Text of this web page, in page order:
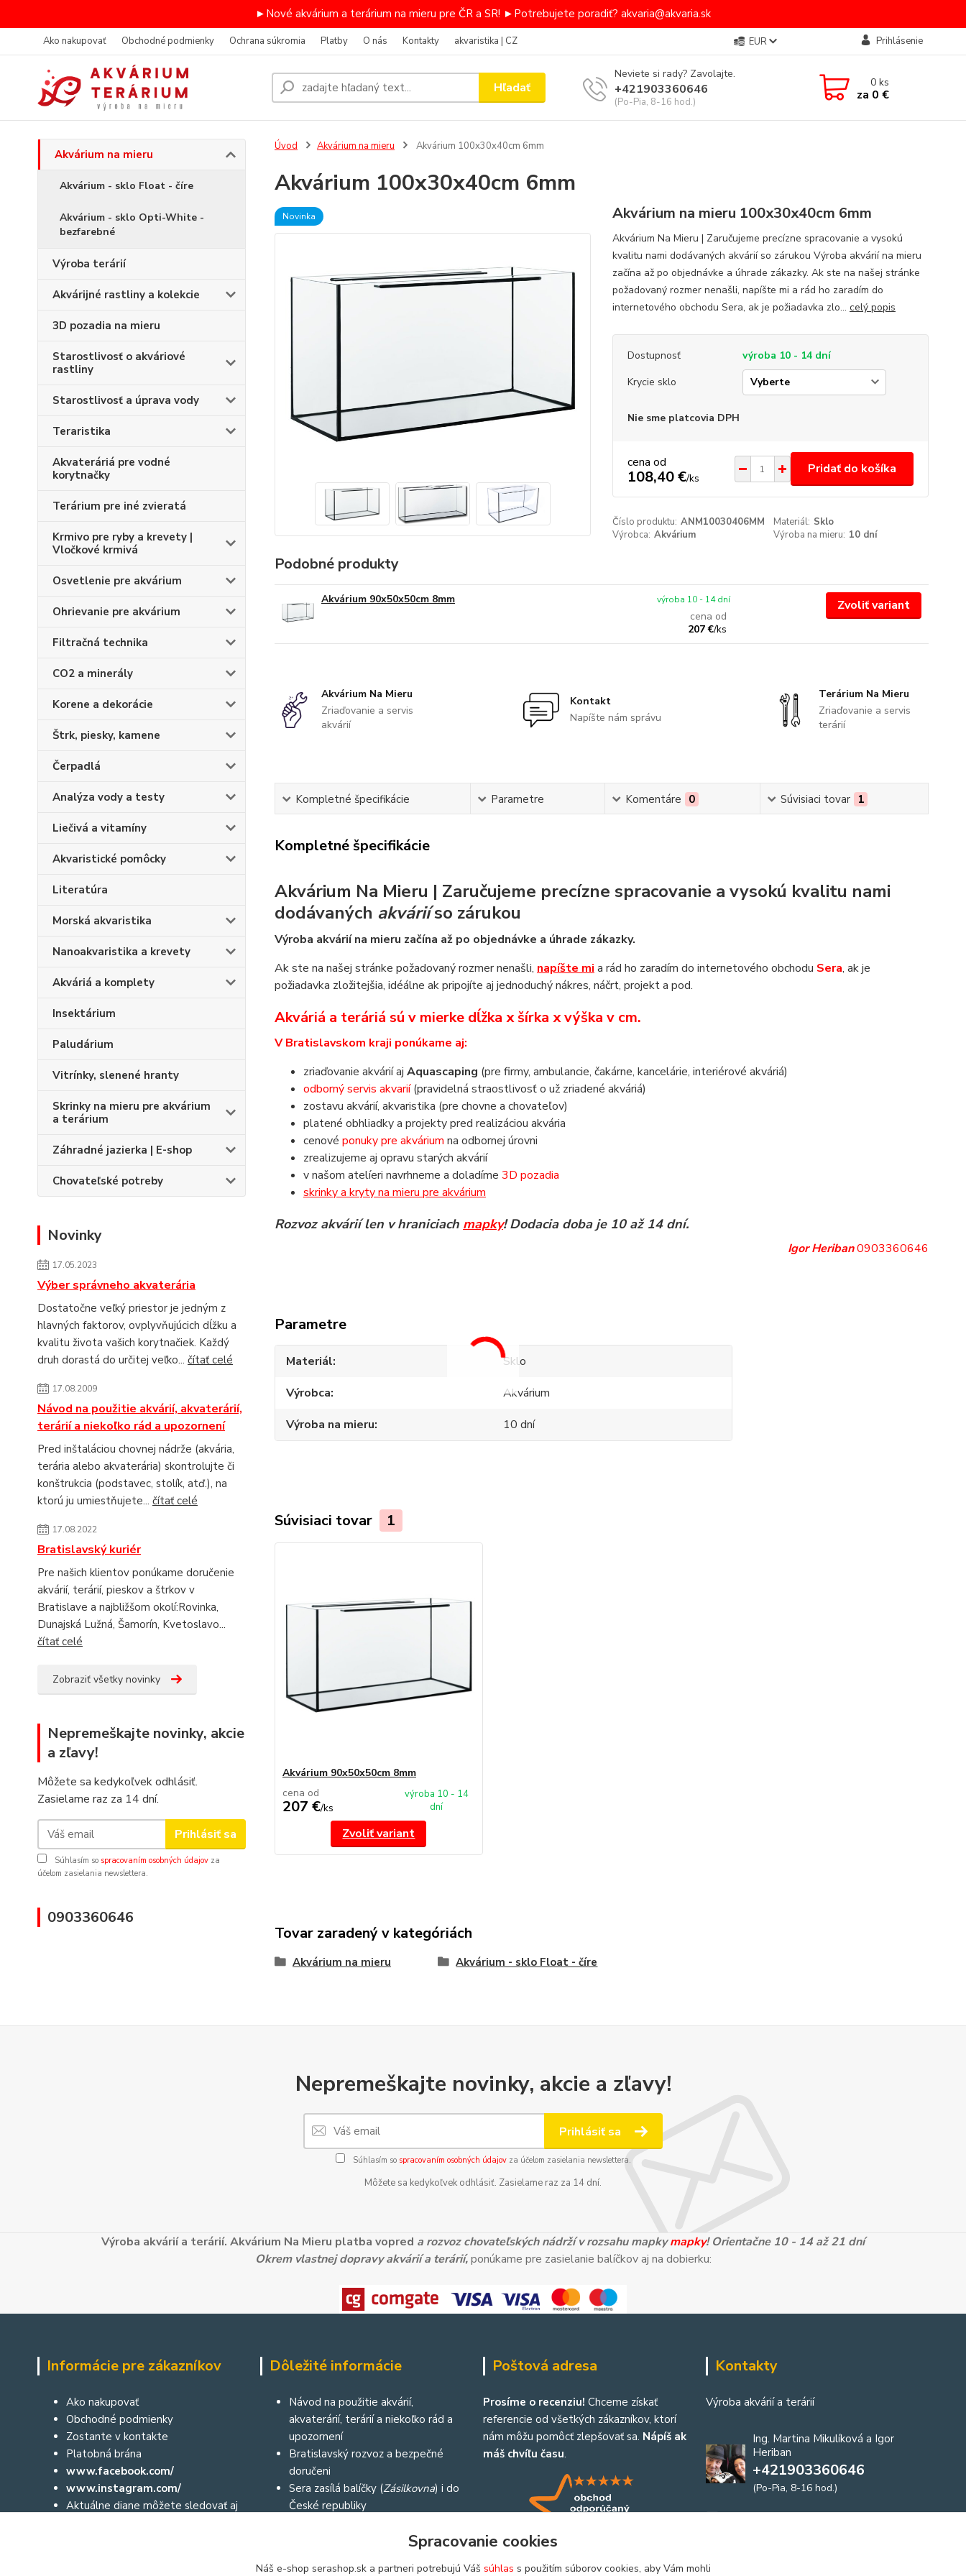
►Nové akvárium a terárium na mieru pre ČR a SR! ►Potrebujete poradiť? akvaria@akvaria.sk
Ako nakupovať Obchodné podmienky Ochrana súkromia Platby O nás Kontakty akvaristika | CZ EUR Prihlásenie
Hľadať
Neviete si rady? Zavolajte.
+421903360646
(Po-Pia, 8-16 hod.)
0ks
za 0 €
Akvárium na mieru
Akvárium - sklo Float - číre
Akvárium - sklo Opti-White -
bezfarebné
Výroba terárií
Akvárijné rastliny a kolekcie
3D pozadia na mieru
Starostlivosť o akváriové
rastliny
Starostlivosť a úprava vody
Teraristika
Akvateráriá pre vodné
korytnačky
Terárium pre iné zvieratá
Krmivo pre ryby a krevety |
Vločkové krmivá
Osvetlenie pre akvárium
Ohrievanie pre akvárium
Filtračná technika
CO2 a minerály
Korene a dekorácie
Štrk, piesky, kamene
Čerpadlá
Analýza vody a testy
Liečivá a vitamíny
Akvaristické pomôcky
Literatúra
Morská akvaristika
Nanoakvaristika a krevety
Akváriá a komplety
Insektárium
Paludárium
Vitrínky, slenené hranty
Skrinky na mieru pre akvárium
a terárium
Záhradné jazierka | E-shop
Chovateľské potreby
Novinky
17.05.2023
Výber správneho akvaterária
Dostatočne veľký priestor je jedným z
hlavných faktorov, ovplyvňujúcich dĺžku a
kvalitu života vašich korytnačiek. Každý
druh dorastá do určitej veľko... čítať celé
17.08.2009
Návod na použitie akvárií, akvaterárií,
terárií a niekoľko rád a upozornení
Pred inštaláciou chovnej nádrže (akvária,
terária alebo akvaterária) skontrolujte či
konštrukcia (podstavec, stolík, atď.), na
ktorú ju umiestňujete... čítať celé
17.08.2022
Bratislavský kuriér
Pre našich klientov ponúkame doručenie
akvárií, terárií, pieskov a štrkov v
Bratislave a najbližšom okolí:Rovinka,
Dunajská Lužná, Šamorín, Kvetoslavo...
čítať celé
Zobraziť všetky novinky
Nepremeškajte novinky, akcie
a zľavy!
Môžete sa kedykoľvek odhlásiť.
Zasielame raz za 14 dní.
Prihlásiť sa
Súhlasím so spracovaním osobných údajov za
účelom zasielania newslettera.
0903360646
Úvod Akvárium na mieru Akvárium 100x30x40cm 6mm
Akvárium 100x30x40cm 6mm
Novinka Akvárium na mieru 100x30x40cm 6mm
Akvárium Na Mieru | Zaručujeme precízne spracovanie a vysokú
kvalitu nami dodávaných akvárií so zárukou Výroba akvárií na mieru
začína až po objednávke a úhrade zákazky. Ak ste na našej stránke
požadovaný rozmer nenašli, napíšte mi a rád ho zaradím do
internetového obchodu Sera, ak je požiadavka zlo... celý popis
Dostupnosť
výroba 10 - 14 dní
Krycie sklo
Nie sme platcovia DPH
cena od
108,40 €/ks
Pridať do košíka
Číslo produktu: ANM10030406MM Materiál: Sklo
Výrobca: Akvárium Výroba na mieru: 10 dní
Podobné produkty
Akvárium 90x50x50cm 8mm
cena od
207 €/ks
výroba 10 - 14 dní Zvoliť variant
Akvárium Na Mieru
Zriaďovanie a servis
akvárií
Kontakt
Napíšte nám správu
Terárium Na Mieru
Zriaďovanie a servis
terárií
Kompletné špecifikácie Parametre Komentáre 0 Súvisiaci tovar 1
Kompletné špecifikácie
Akvárium Na Mieru | Zaručujeme precízne spracovanie a vysokú kvalitu nami
dodávaných akváriíso zárukou
Výroba akvárií na mieru začína až po objednávke a úhrade zákazky.
Ak ste na našej stránke požadovaný rozmer nenašli, napíšte mia rád ho zaradím do internetového obchodu Sera, ak je
požiadavka zložitejšia, idéálne ak pripojíte aj jednoduchý nákres, náčrt, projekt a pod.
Akváriá a teráriá sú v mierke dĺžka x šírka x výška v cm.
V Bratislavskom kraji ponúkame aj:
zriaďovanie akvárií aj Aquascaping (pre firmy, ambulancie, čakárne, kancelárie, interiérové akváriá)
odborný servis akvarií(pravidelná straostlivosť o už zriadené akváriá)
zostavu akvárií, akvaristika (pre chovne a chovateľov)
platené obhliadky a projekty pred realizáciou akvária
cenové ponuky pre akvárium na odbornej úrovni
zrealizujeme aj opravu starých akvárií
v našom atelíeri navrhneme a doladíme 3D pozadia
skrinky a kryty na mieru pre akvárium
Rozvoz akvárií len v hraniciach mapky! Dodacia doba je 10 až 14 dní.
Igor Heriban0903360646
Parametre
Materiál
Sklo
Výrobca
Akvárium
Výroba na mieru
10 dní
Súvisiaci tovar 1
Akvárium 90x50x50cm 8mm
cena od
207 €/ks
výroba 10 - 14
dní
Zvoliť variant
Tovar zaradený v kategóriách
Akvárium na mieru Akvárium - sklo Float - číre
Nepremeškajte novinky, akcie a zľavy!
Prihlásiť sa
Súhlasím so spracovaním osobných údajovza účelom zasielania newslettera.
Môžete sa kedykoľvek odhlásiť. Zasielame raz za 14 dní.
Výroba akvárií a terárií. Akvárium Na Mieru platba vopred a rozvoz chovateľských nádrží v rozsahu mapkymapky! Orientačne 10 - 14 až 21 dní
Okrem vlastnej dopravy akvárií a terárií,ponúkame pre zasielanie balíčkov aj na dobierku:
Informácie pre zákazníkov
Ako nakupovať
Obchodné podmienky
Zostante v kontakte
Platobná brána
www.facebook.com/
www.instagram.com/
Aktuálne diane môžete sledovať aj
Dôležité informácie
Návod na použitie akvárií,
akvaterárií, terárií a niekoľko rád a
upozornení
Bratislavský rozvoz a bezpečné
doručeni
Sera zasílá balíčky (Zásilkovna) i do
České republiky
Poštová adresa
Prosíme o recenziu! Chceme získať
referencie od všetkých zákazníkov, ktorí
nám môžu pomôcť zlepšovať sa. Nápíš ak
máš chvíľu času.
Kontakty
Výroba akvárií a terárií
Ing. Martina Mikulíková a Igor
Heriban
+421903360646
(Po-Pia, 8-16 hod.)
Spracovanie cookies
Náš e-shop serashop.sk a partneri potrebujú Váš súhlas s použitím súborov cookies, aby Vám mohli